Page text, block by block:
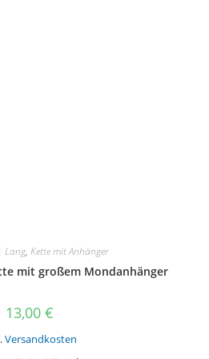
Lang, Kette mit Anhänger
mit großem Mondanhänger
13,00 €
Versandkosten